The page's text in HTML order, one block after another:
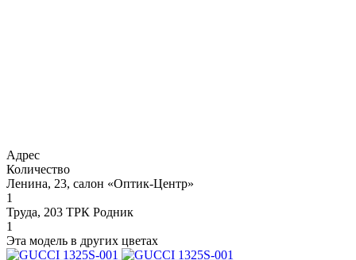
Адрес
Количество
Ленина, 23, салон «Оптик-Центр»
1
Труда, 203 ТРК Родник
1
Эта модель в других цветах